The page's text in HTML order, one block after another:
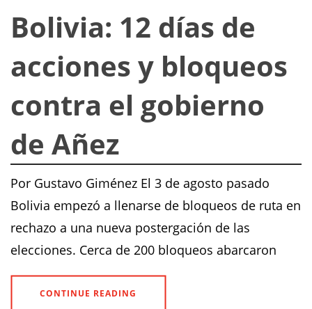
Bolivia: 12 días de
acciones y bloqueos
contra el gobierno
de Añez
Por Gustavo Giménez El 3 de agosto pasado
Bolivia empezó a llenarse de bloqueos de ruta en
rechazo a una nueva postergación de las
elecciones. Cerca de 200 bloqueos abarcaron
CONTINUE READING